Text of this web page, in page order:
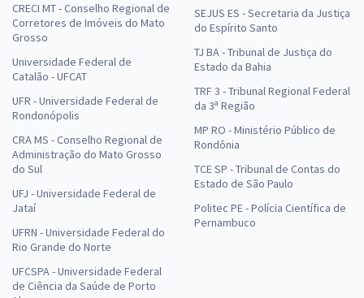
CRECI MT - Conselho Regional de
Corretores de Imóveis do Mato
Grosso
Universidade Federal de
Catalão - UFCAT
UFR - Universidade Federal de
Rondonópolis
CRA MS - Conselho Regional de
Administração do Mato Grosso
do Sul
UFJ - Universidade Federal de
Jataí
UFRN - Universidade Federal do
Rio Grande do Norte
UFCSPA - Universidade Federal
de Ciência da Saúde de Porto
SEJUS ES - Secretaria da Justiça
do Espírito Santo
TJ BA - Tribunal de Justiça do
Estado da Bahia
TRF 3 - Tribunal Regional Federal
da 3ª Região
MP RO - Ministério Público de
Rondônia
TCE SP - Tribunal de Contas do
Estado de São Paulo
Politec PE - Polícia Científica de
Pernambuco